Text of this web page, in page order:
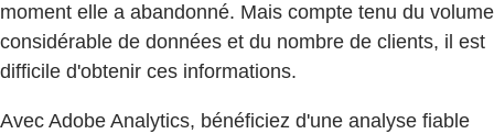
moment elle a abandonné. Mais compte tenu du volume
considérable de données et du nombre de clients, il est
difficile d'obtenir ces informations.
Avec Adobe Analytics, bénéficiez d'une analyse fiable